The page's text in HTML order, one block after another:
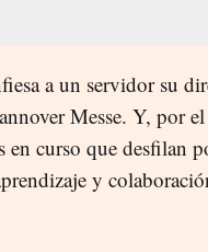
a un servidor su
Messe. Y, por
en curso que desfilan
y